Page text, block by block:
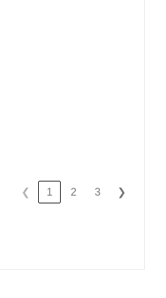
❮ 1 2 3 ❯